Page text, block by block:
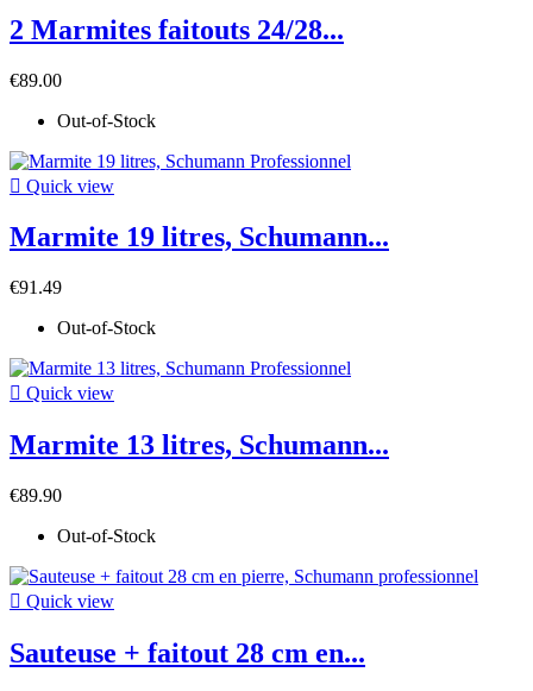
2 Marmites faitouts 24/28...
€89.00
Out-of-Stock
 Quick view
Marmite 19 litres, Schumann...
€91.49
Out-of-Stock
 Quick view
Marmite 13 litres, Schumann...
€89.90
Out-of-Stock
 Quick view
Sauteuse + faitout 28 cm en...